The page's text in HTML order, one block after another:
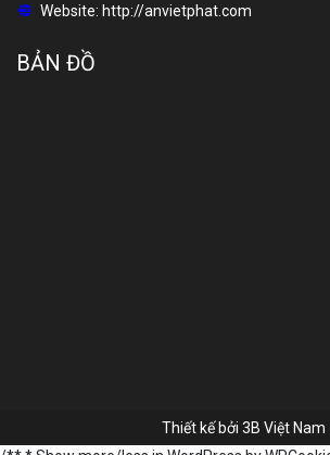
Website: http://anvietphat.com
BẢN ĐỒ
Thiết kế bởi 3B Việt Nam